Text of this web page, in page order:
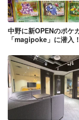
中野に新OPENのポケ
「magipoke」に潜入
て決めてるの？